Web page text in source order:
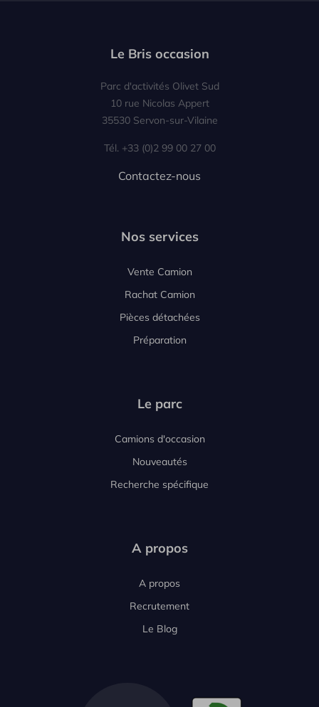
Le Bris occasion
Parc d'activités Olivet Sud
10 rue Nicolas Appert
35530 Servon-sur-Vilaine
Tél. +33 (0)2 99 00 27 00
Contactez-nous
Nos services
Vente Camion
Rachat Camion
Pièces détachées
Préparation
Le parc
Camions d'occasion
Nouveautés
Recherche spécifique
A propos
A propos
Recrutement
Le Blog